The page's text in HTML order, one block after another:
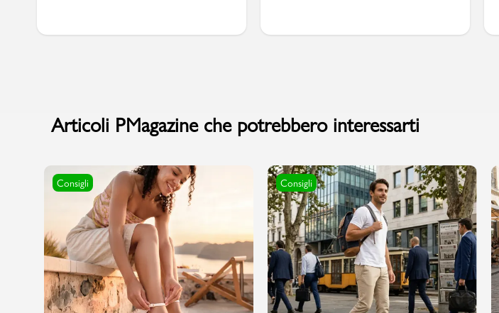
Articoli PMagazine che potrebbero interessarti
Consigli Consigli